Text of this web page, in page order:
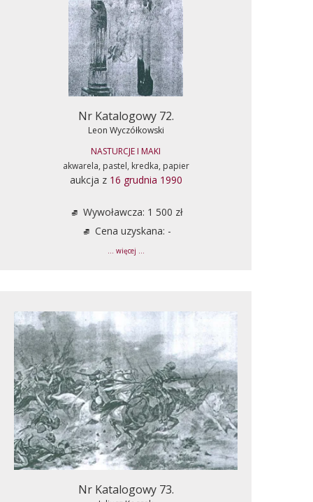
Nr Katalogowy 72.
Leon Wyczółkowski
NASTURCJE I MAKI
akwarela, pastel, kredka, papier
aukcja z 16 grudnia 1990
Wywoławcza: 1 500 zł
Cena uzyskana: -
... więcej ...
Nr Katalogowy 73.